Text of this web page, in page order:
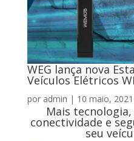
WEG lança nova
Veículos Elétricos
por admin | 10 maio, 2021
Mais
conectividade e
seu